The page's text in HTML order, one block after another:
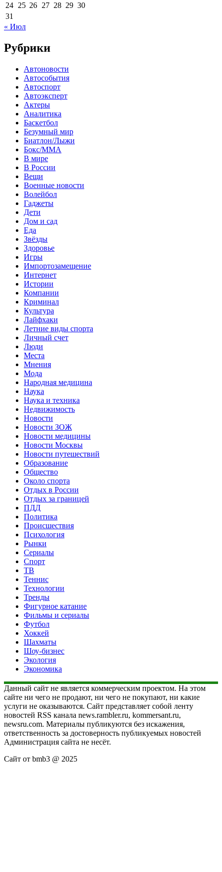
24 25 26 27 28 29 30
31
« Июл
Рубрики
Автоновости
Автособытия
Автоспорт
Автоэксперт
Актеры
Аналитика
Баскетбол
Безумный мир
Биатлон/Лыжи
Бокс/MMA
В мире
В России
Вещи
Военные новости
Волейбол
Гаджеты
Дети
Дом и сад
Еда
Звёзды
Здоровье
Игры
Импортозамещение
Интернет
Истории
Компании
Криминал
Культура
Лайфхаки
Летние виды спорта
Личный счет
Люди
Места
Мнения
Мода
Народная медицина
Наука
Наука и техника
Недвижимость
Новости
Новости ЗОЖ
Новости медицины
Новости Москвы
Новости путешествий
Образование
Общество
Около спорта
Отдых в России
Отдых за границей
ПДД
Политика
Происшествия
Психология
Рынки
Сериалы
Спорт
ТВ
Теннис
Технологии
Тренды
Фигурное катание
Фильмы и сериалы
Футбол
Хоккей
Шахматы
Шоу-бизнес
Экология
Экономика
Данный сайт не является коммерческим проектом. На этом
сайте ни чего не продают, ни чего не покупают, ни какие
услуги не оказываются. Сайт представляет собой ленту
новостей RSS канала news.rambler.ru, kommersant.ru,
newsru.com. Материалы публикуются без искажения,
ответственность за достоверность публикуемых новостей
Администрация сайта не несёт.
Сайт от bmb3 @ 2025